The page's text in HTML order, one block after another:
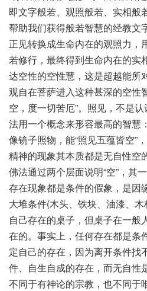
即文字般若、观照般若、实相般
帮助我们获得般若智慧的经教文
正见转换成生命内在的观照力，
若修行，最终得到生命内在的实
达空性的空性慧，这是超越能所
观自在菩萨进入这种甚深的空性
空，度一切苦厄”。照见，不是
法用一个概念来形容最高的智慧
像镜子照物，能“照见五蕴皆空”
精神的现象其本质都是无自性空的
佛法通过两个层面说明“空”，其
存在现象都是条件的假象，是因
大堆条件(木头、铁块、油漆、木
自己存在的桌子，但桌子在一般
在的。事实上，任何存在都是条
定自己的存在，因为离开条件找
件、自生自成的存在，而无自性
不同于有神论的宗教，也不同于